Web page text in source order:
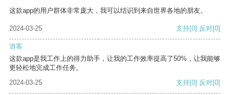
这款app的用户群体非常庞大，我可以结识到来自世界各地的朋友。
2024-03-25 支持[0] 反对[0]
游客
这款app是我工作上的得力助手，让我的工作效率提高了50%，让我能够
更轻松地完成工作任务。
2024-03-25
支持[0] 反对[0]